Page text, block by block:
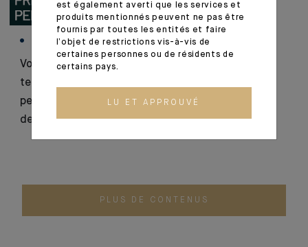
MARKET VIEWS
Volatilité des marchés
technologiques : une
perspective sur l’essor
de l’IA
MARKET VIEWS
Iran: notre analyse &
scénarios possibles
PLUS DE CONTENUS
est également averti que les services et
produits mentionnés peuvent ne pas être
fournis par toutes les entités et faire
l’objet de restrictions vis-à-vis de
certaines personnes ou de résidents de
certains pays.
LU ET APPROUVÉ